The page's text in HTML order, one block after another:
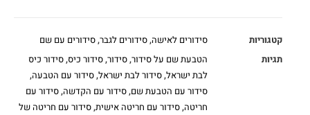
קטגוריות סידורים לאישה,סידורים לגבר,סידורים עם שם
תגיות
הטבעת שם על סידור,סידור,סידור כיס,סידור כיס
לבת ישראל,סידור לבת ישראל,סידור עם הטבעה,
סידור עם הטבעת שם,סידור עם הקדשה,סידור עם
חריטה,סידור עם חריטה אישית,סידור עם חריטה של